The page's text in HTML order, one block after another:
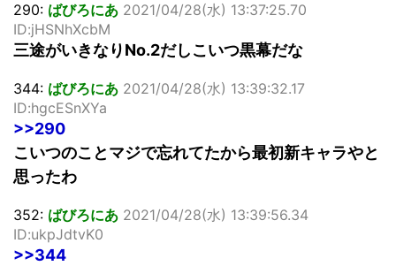
【信長の野望・新生】米問屋をどういう時にどこに建てるの
かわからない
NHKにようこそ！を見終えたんだがｗｗｗ
Powered by livedoor 相互RSS
290: ばびろにあ 2021/04/28(水) 13:37:25.70
ID:jHSNhXcbM
三途がいきなりNo.2だしこいつ黒幕だな
344: ばびろにあ 2021/04/28(水) 13:39:32.17
ID:hgcESnXYa
>>290
こいつのことマジで忘れてたから最初新キャラやと
思ったわ
352: ばびろにあ 2021/04/28(水) 13:39:56.34
ID:ukpJdtvK0
>>344